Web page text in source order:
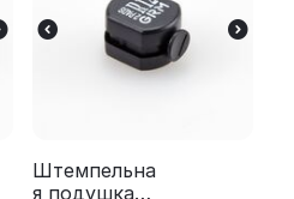
Штемпельна
я подушка